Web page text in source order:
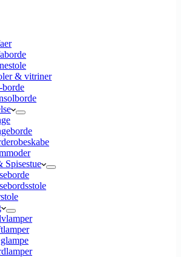
& vitriner
Spisestue